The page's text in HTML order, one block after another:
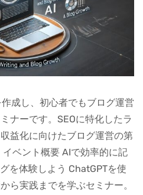
成し、初心者でもブログ運営
ナーです。SEOに特化したラ
益化に向けたブログ運営の第
ベント概要 AIで効率的に記
を体験しよう ChatGPTを使
ら実践までを学ぶセミナー。